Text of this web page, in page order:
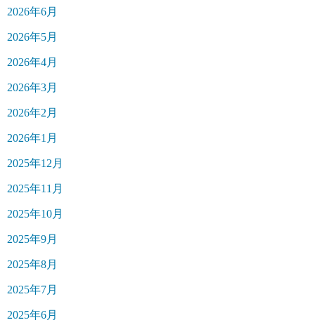
2026年6月
2026年5月
2026年4月
2026年3月
2026年2月
2026年1月
2025年12月
2025年11月
2025年10月
2025年9月
2025年8月
2025年7月
2025年6月